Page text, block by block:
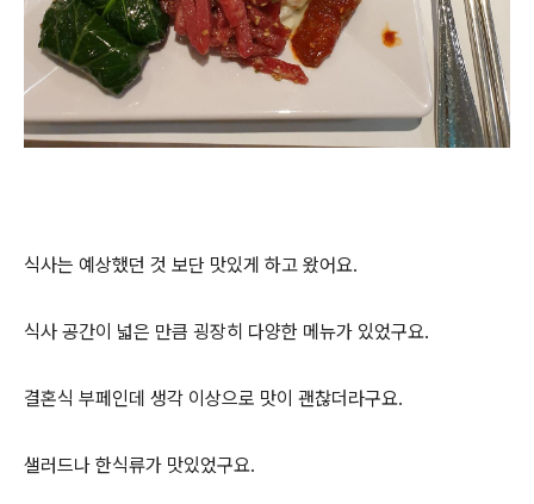
식사는 예상했던 것 보단 맛있게 하고 왔어요.
식사 공간이 넓은 만큼 굉장히 다양한 메뉴가 있었구요.
결혼식 부페인데 생각 이상으로 맛이 괜찮더라구요.
샐러드나 한식류가 맛있었구요.